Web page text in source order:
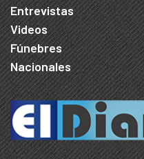
Entrevistas
Videos
Fúnebres
Nacionales